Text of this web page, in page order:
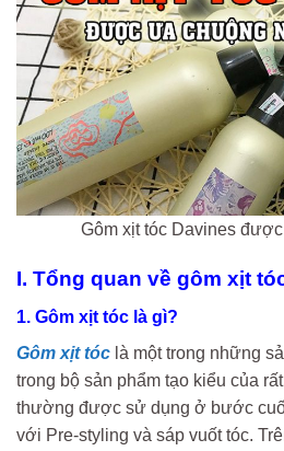
Gôm xịt tóc Davines
I. Tổng quan về gôm xịt
1. Gôm xịt tóc là gì?
Gôm xịt tóc là một trong những
trong bộ sản phẩm tạo kiểu của
thường được sử dụng ở bước
với Pre-styling và sáp vuốt tóc.